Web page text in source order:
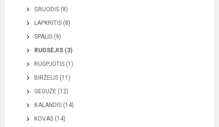
GRUODIS (8)
LAPKRITIS (8)
SPALIS (9)
RUGSĖJIS (3)
RUGPJŪTIS (1)
BIRŽELIS (11)
GEGUŽĖ (12)
BALANDIS (14)
KOVAS (14)